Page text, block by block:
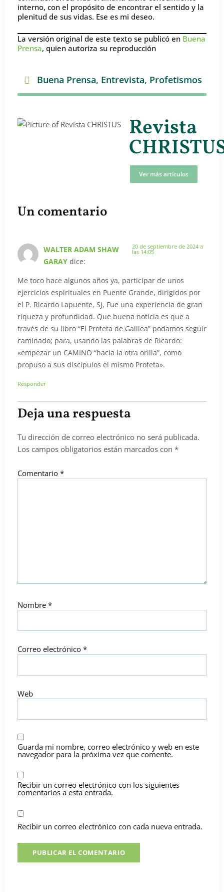
interno, con el propósito de encontrar el sentido y la
plenitud de sus vidas. Ese es mi deseo.
La versión original de este texto se publicó en Buena
Prensa, quien autoriza su reproducción
Buena Prensa, Entrevista, Profetismos
Revista
Ver más artículos
Un comentario
WALTER ADAM SHAW
GARAY dice:
20 de septiembre de 2024 a
las 14:05
Me toco hace algunos años ya, participar de unos
ejercicios espirituales en Puente Grande, dirigidos por
el P. Ricardo Lapuente, SJ, Fue una experiencia de gran
riqueza y profundidad. Que buena noticia es que a
través de su libro “El Profeta de Galilea” podamos seguir
caminado; para, usando las palabras de Ricardo:
«empezar un CAMINO “hacia la otra orilla”, como
propuso a sus discípulos el mismo Profeta».
Responder
Deja una respuesta
Tu dirección de correo electrónico no será publicada.
Los campos obligatorios están marcados con *
Comentario *
Nombre *
Correo electrónico *
Web
Guarda mi nombre, correo electrónico y web en este
navegador para la próxima vez que comente.
Recibir un correo electrónico con los siguientes
comentarios a esta entrada.
Recibir un correo electrónico con cada nueva entrada.